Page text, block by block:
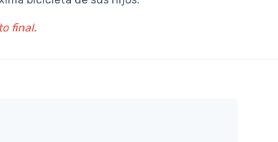
final.